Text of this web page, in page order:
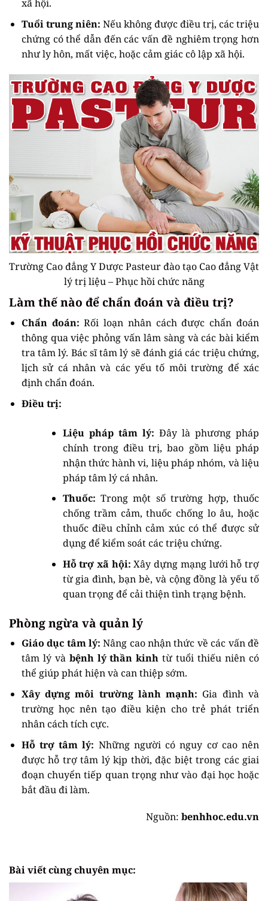
xã hội.
Tuổi trung niên: Nếu không được điều trị, các triệu
chứng có thể dẫn đến các vấn đề nghiêm trọng hơn
như ly hôn, mất việc, hoặc cảm giác cô lập xã hội.
Trường Cao đẳng Y Dược Pasteur đào tạo Cao đẳng Vật
lý trị liệu – Phục hồi chức năng
Làm thế nào để chẩn đoán và điều trị?
Chẩn đoán: Rối loạn nhân cách được chẩn đoán
thông qua việc phỏng vấn lâm sàng và các bài kiểm
tra tâm lý. Bác sĩ tâm lý sẽ đánh giá các triệu chứng,
lịch sử cá nhân và các yếu tố môi trường để xác
định chẩn đoán.
Điều trị:
Liệu pháp tâm lý: Đây là phương pháp
chính trong điều trị, bao gồm liệu pháp
nhận thức hành vi, liệu pháp nhóm, và liệu
pháp tâm lý cá nhân.
Thuốc: Trong một số trường hợp, thuốc
chống trầm cảm, thuốc chống lo âu, hoặc
thuốc điều chỉnh cảm xúc có thể được sử
dụng để kiểm soát các triệu chứng.
Hỗ trợ xã hội: Xây dựng mạng lưới hỗ trợ
từ gia đình, bạn bè, và cộng đồng là yếu tố
quan trọng để cải thiện tình trạng bệnh.
Phòng ngừa và quản lý
Giáo dục tâm lý: Nâng cao nhận thức về các vấn đề
tâm lý và bệnh lý thần kinh từ tuổi thiếu niên có
thể giúp phát hiện và can thiệp sớm.
Xây dựng môi trường lành mạnh: Gia đình và
trường học nên tạo điều kiện cho trẻ phát triển
nhân cách tích cực.
Hỗ trợ tâm lý: Những người có nguy cơ cao nên
được hỗ trợ tâm lý kịp thời, đặc biệt trong các giai
đoạn chuyển tiếp quan trọng như vào đại học hoặc
bắt đầu đi làm.
Nguồn: benhhoc.edu.vn
Bài viết cùng chuyên mục: